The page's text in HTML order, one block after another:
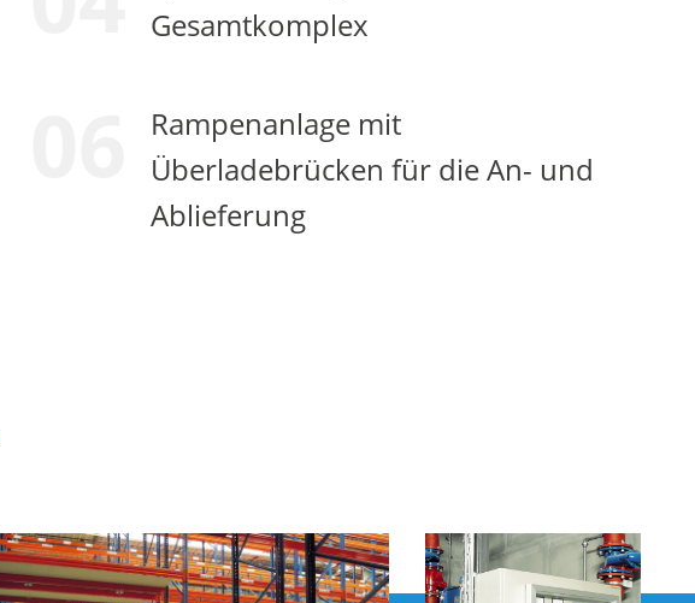
Gesamtkomplex
Rampenanlage mit
Überladebrücken für die An- und
Ablieferung